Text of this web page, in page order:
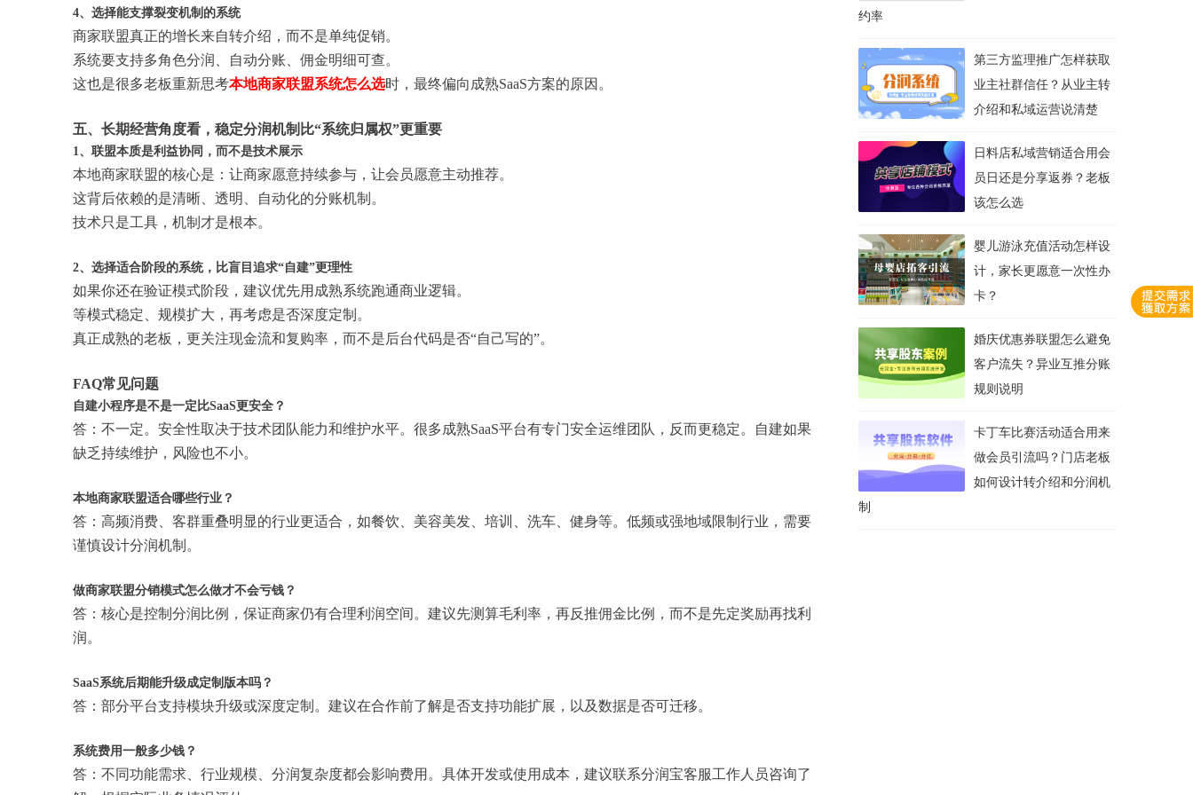
4、选择能支撑裂变机制的系统
商家联盟真正的增长来自转介绍，而不是单纯促销。
系统要支持多角色分润、自动分账、佣金明细可查。
这也是很多老板重新思考本地商家联盟系统怎么选时，最终偏向成熟SaaS方案的原因。
五、长期经营角度看，稳定分润机制比“系统归属权”更重要
1、联盟本质是利益协同，而不是技术展示
本地商家联盟的核心是：让商家愿意持续参与，让会员愿意主动推荐。
这背后依赖的是清晰、透明、自动化的分账机制。
技术只是工具，机制才是根本。
2、选择适合阶段的系统，比盲目追求“自建”更理性
如果你还在验证模式阶段，建议优先用成熟系统跑通商业逻辑。
等模式稳定、规模扩大，再考虑是否深度定制。
真正成熟的老板，更关注现金流和复购率，而不是后台代码是否“自己写的”。
FAQ常见问题
自建小程序是不是一定比SaaS更安全？
答：不一定。安全性取决于技术团队能力和维护水平。很多成熟SaaS平台有专门安全运维团队，反而更稳定。自建如果
缺乏持续维护，风险也不小。
本地商家联盟适合哪些行业？
答：高频消费、客群重叠明显的行业更适合，如餐饮、美容美发、培训、洗车、健身等。低频或强地域限制行业，需要
谨慎设计分润机制。
做商家联盟分销模式怎么做才不会亏钱？
答：核心是控制分润比例，保证商家仍有合理利润空间。建议先测算毛利率，再反推佣金比例，而不是先定奖励再找利
润。
SaaS系统后期能升级成定制版本吗？
答：部分平台支持模块升级或深度定制。建议在合作前了解是否支持功能扩展，以及数据是否可迁移。
系统费用一般多少钱？
答：不同功能需求、行业规模、分润复杂度都会影响费用。具体开发或使用成本，建议联系分润宝客服工作人员咨询了
约率
第三方监理推广怎样获取
业主社群信任？从业主转
介绍和私域运营说清楚
日料店私域营销适合用会
员日还是分享返券？老板
该怎么选
婴儿游泳充值活动怎样设
计，家长更愿意一次性办
卡？
婚庆优惠券联盟怎么避免
客户流失？异业互推分账
规则说明
卡丁车比赛活动适合用来
做会员引流吗？门店老板
如何设计转介绍和分润机
制